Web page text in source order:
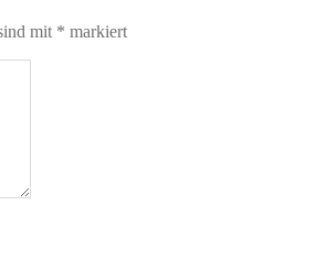
mit * markiert